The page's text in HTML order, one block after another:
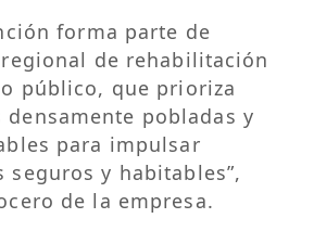
forma parte de
de rehabilitación
público, que prioriza
densamente pobladas y
para impulsar
seguros y habitables”,
de la empresa.